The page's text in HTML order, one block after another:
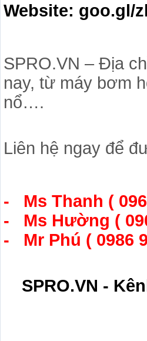
Website: goo.gl/
SPRO.VN – Địa
nay, từ máy bơm
nổ….
Liên hệ ngay để
- Ms Thanh (
- Ms Hường (
- Mr Phú ( 0986
SPRO.VN -